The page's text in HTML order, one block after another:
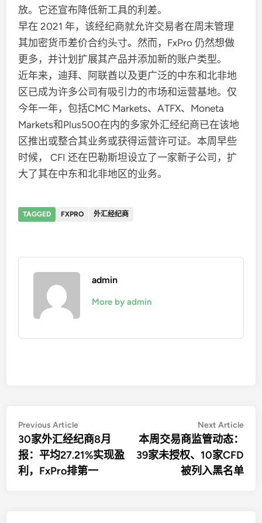
放。它还宣布降低新工具的利差。
早在 2021 年，该经纪商就允许交易者在周末管理
其加密货币差价合约头寸。然而，FxPro 仍然想做
更多，并计划扩展其产品并添加新的账户类型。
近年来，迪拜、阿联酋以及更广泛的中东和北非地
区已成为许多公司有吸引力的市场和运营基地。仅
今年一年，包括CMC Markets、ATFX、Moneta
Markets和Plus500在内的多家外汇经纪商已在该地
区推出或整合其业务或获得运营许可证。本周早些
时候， CFI 还在巴勒斯坦设立了一家新子公司，扩
大了其在中东和北非地区的业务。
TAGGED FXPRO 外汇经纪商
admin
More by admin
文
章
导
航
Previous ArticlePrevious
article:
30家外汇经纪商8月
报：平均27.21%实现盈
利，FxPro排第一
Next Article
本周交易商监管动态：
39家未授权、10家CFD
被列入黑名单